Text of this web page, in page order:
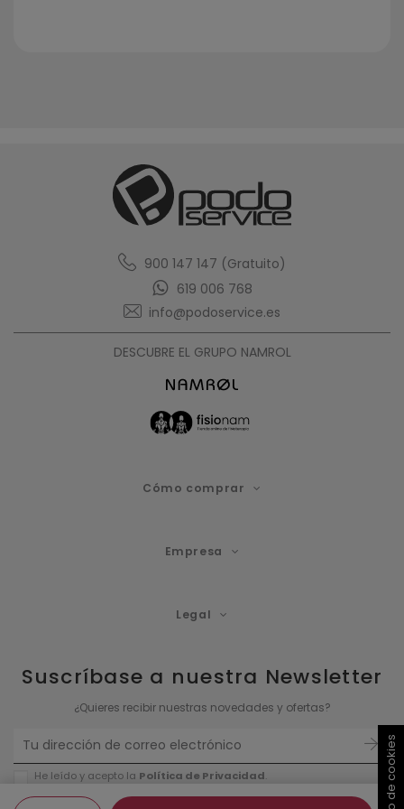
900 147 147 (Gratuito)
619 006 768
info@podoservice.es
DESCUBRE EL GRUPO NAMROL
Cómo comprar
Empresa
Legal
Suscríbase a nuestra Newsletter
¿Quieres recibir nuestras novedades y ofertas?
He leído y acepto la Política de Privacidad.